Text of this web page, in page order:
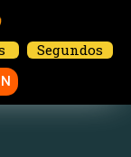
Segundos